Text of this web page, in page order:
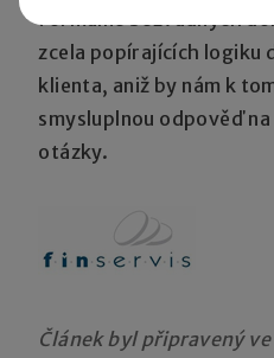
formálně bezvadných
zcela popírajících logiku
klienta, aniž by nám k
smysluplnou odpověď
otázky.
Článek byl připravený